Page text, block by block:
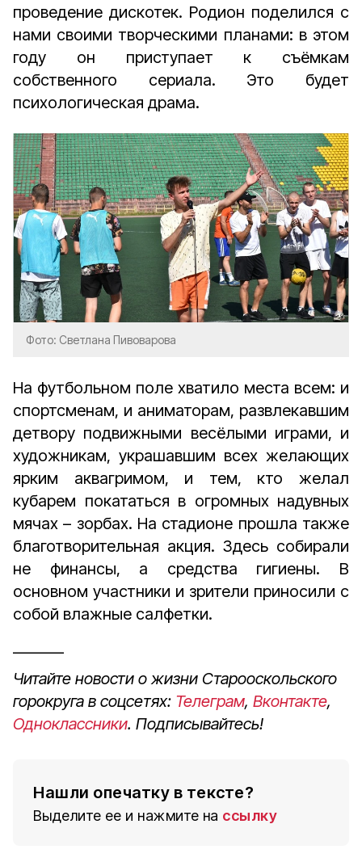
проведение дискотек. Родион поделился с
нами своими творческими планами: в этом
году он приступает к съёмкам
собственного сериала. Это будет
психологическая драма.
Фото: Светлана Пивоварова
На футбольном поле хватило места всем: и
спортсменам, и аниматорам, развлекавшим
детвору подвижными весёлыми играми, и
художникам, украшавшим всех желающих
ярким аквагримом, и тем, кто желал
кубарем покататься в огромных надувных
мячах – зорбах. На стадионе прошла также
благотворительная акция. Здесь собирали
не финансы, а средства гигиены. В
основном участники и зрители приносили с
собой влажные салфетки.
Читайте новости о жизни Старооскольского
горокруга в соцсетях: Телеграм, Вконтакте,
Одноклассники. Подписывайтесь!
Нашли опечатку в тексте?
Выделите ее и нажмите на ссылку